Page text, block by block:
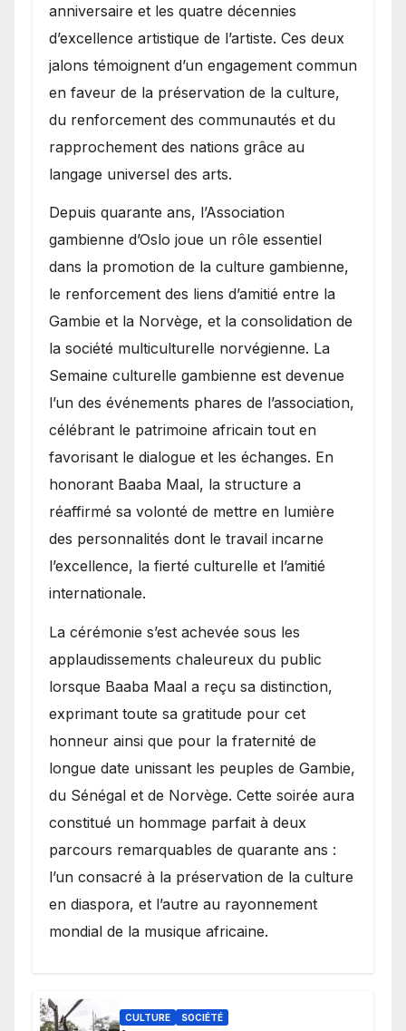
anniversaire et les quatre décennies
d’excellence artistique de l’artiste. Ces deux
jalons témoignent d’un engagement commun
en faveur de la préservation de la culture,
du renforcement des communautés et du
rapprochement des nations grâce au
langage universel des arts.
​Depuis quarante ans, l’Association
gambienne d’Oslo joue un rôle essentiel
dans la promotion de la culture gambienne,
le renforcement des liens d’amitié entre la
Gambie et la Norvège, et la consolidation de
la société multiculturelle norvégienne. La
Semaine culturelle gambienne est devenue
l’un des événements phares de l’association,
célébrant le patrimoine africain tout en
favorisant le dialogue et les échanges. En
honorant Baaba Maal, la structure a
réaffirmé sa volonté de mettre en lumière
des personnalités dont le travail incarne
l’excellence, la fierté culturelle et l’amitié
internationale.
​La cérémonie s’est achevée sous les
applaudissements chaleureux du public
lorsque Baaba Maal a reçu sa distinction,
exprimant toute sa gratitude pour cet
honneur ainsi que pour la fraternité de
longue date unissant les peuples de Gambie,
du Sénégal et de Norvège. Cette soirée aura
constitué un hommage parfait à deux
parcours remarquables de quarante ans :
l’un consacré à la préservation de la culture
en diaspora, et l’autre au rayonnement
mondial de la musique africaine.
CULTURE SOCIÉTÉ